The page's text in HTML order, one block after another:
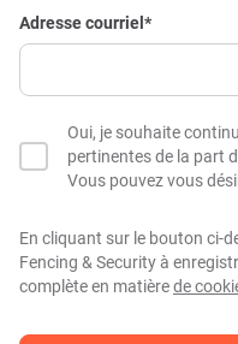
Adresse courriel*
Oui, je souhaite
pertinentes de la part
Vous pouvez vous
En cliquant sur le bouton ci-
Fencing & Security à
complète en matièrede